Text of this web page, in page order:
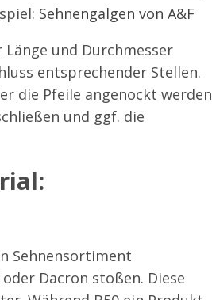
Sehnengalgen von A&F
und Durchmesser
entsprechender Stellen.
die Pfeile angenockt werden
und ggf. die
Sehnensortiment
Dacron stoßen. Diese